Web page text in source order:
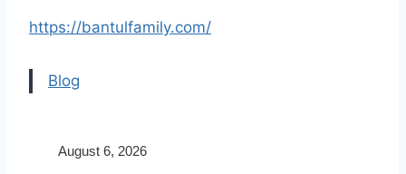
https://bantulfamily.com/
Blog